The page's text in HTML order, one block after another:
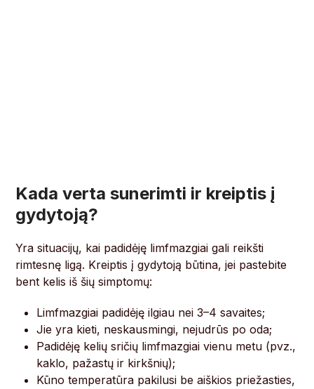
Kada verta sunerimti ir kreiptis į
gydytoją?
Yra situacijų, kai padidėję limfmazgiai gali reikšti
rimtesnę ligą. Kreiptis į gydytoją būtina, jei pastebite
bent kelis iš šių simptomų:
Limfmazgiai padidėję ilgiau nei 3–4 savaites;
Jie yra kieti, neskausmingi, nejudrūs po oda;
Padidėję kelių sričių limfmazgiai vienu metu (pvz.,
kaklo, pažastų ir kirkšnių);
Kūno temperatūra pakilusi be aiškios priežasties,